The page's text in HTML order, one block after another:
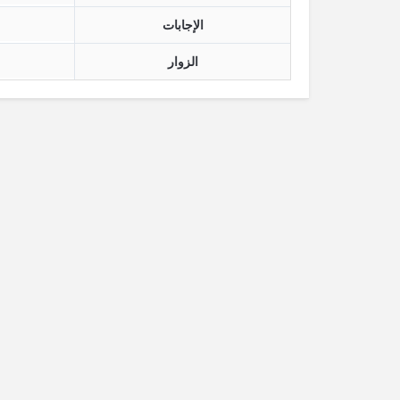
الإجابات
الزوار